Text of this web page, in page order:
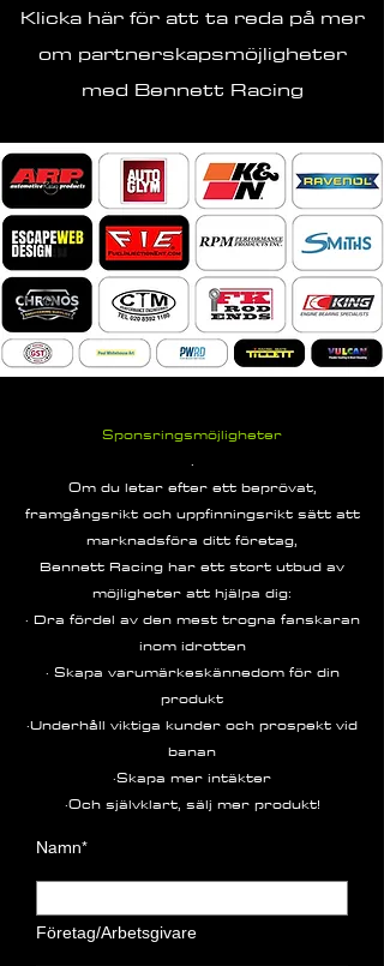
Klicka här för att ta reda på mer
om partnerskapsmöjligheter
med Bennett Racing
Sponsringsmöjligheter
.
Om du letar efter ett beprövat,
framgångsrikt och uppfinningsrikt sätt att
marknadsföra ditt företag,
Bennett Racing har ett stort utbud av
möjligheter att hjälpa dig:
· Dra fördel av den mest trogna fanskaran
inom idrotten
· Skapa varumärkeskännedom för din
produkt
·Underhåll viktiga kunder och prospekt vid
banan
·Skapa mer intäkter
·Och självklart, sälj mer produkt!
Namn*
Företag/Arbetsgivare